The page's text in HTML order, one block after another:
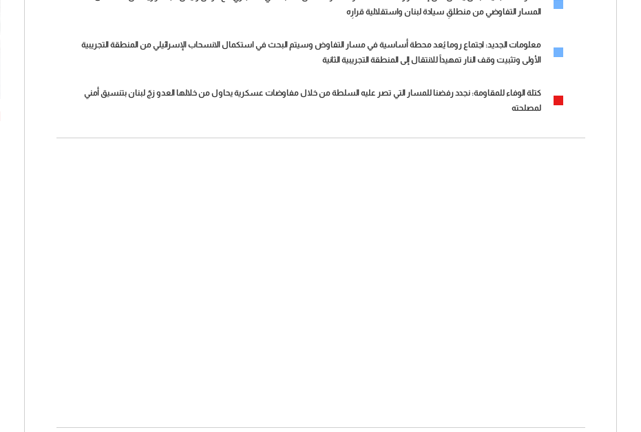
المسار التفاوضي من منطلقِ سيادة لبنان واستقلالية قرارِه
معلومات الجديد: اجتماع روما يُعد محطة أساسية في مسار التفاوض وسيتم البحث في استكمال الانسحاب الإسرائيلي من المنطقة التجريبية
الأولى وتثبيت وقف النار تمهيداً للانتقال إلى المنطقة التجريبية الثانية
كتلة الوفاء للمقاومة: نجدد رفضنا للمسار التي تصر عليه السلطة من خلال مفاوضات عسكرية يحاول من خلالها العدو زجّ لبنان بتنسيق أمني
لمصلحته